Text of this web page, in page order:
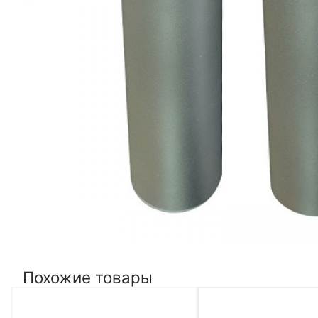
Похожие товары